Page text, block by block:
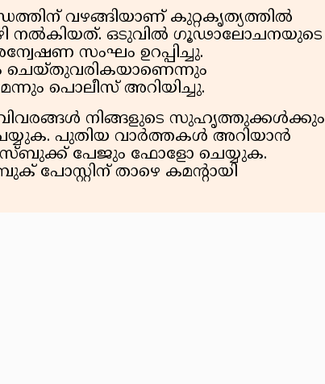
വഴങ്ങിയാണ് കുറ്റകൃത്യത്തിൽ
നൽകിയത്. ഒടുവിൽ ഗൂഢാലോചനയുടെ
സംഘം ഉറപ്പിച്ചു.
ചെയ്തുവരികയാണെന്നും
പൊലീസ് അറിയിച്ചു.
നിങ്ങളുടെ സുഹൃത്തുക്കൾക്കും
പുതിയ വാർത്തകൾ അറിയാൻ
പേജും ഫോളോ ചെയ്യുക.
പോസ്റ്റിന് താഴെ കമൻ്റായി